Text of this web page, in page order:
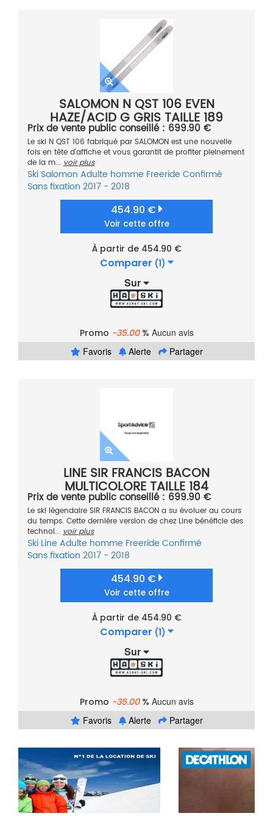
SALOMON N QST 106 EVEN
HAZE/ACID G GRIS TAILLE 189
Prix de vente public conseillé : 699.90 €
Le ski N QST 106 fabriqué par SALOMON est une nouvelle
fois en tête d’affiche et vous garantit de profiter pleinement
de la m... voir plus
Ski Salomon Adulte homme Freeride Confirmé
Sans fixation 2017 - 2018
454.90 €
Voir cette offre
À partir de 454.90 €
Comparer (1)
Sur
Promo -35.00% Aucun avis
Favoris
Alerte Partager
LINE SIR FRANCIS BACON
MULTICOLORE TAILLE 184
Prix de vente public conseillé : 699.90 €
Le ski légendaire SIR FRANCIS BACON a su évoluer au cours
du temps. Cette dernière version de chez Line bénéficie des
technol... voir plus
Ski Line Adulte homme Freeride Confirmé
Sans fixation 2017 - 2018
454.90 €
Voir cette offre
À partir de 454.90 €
Comparer (1)
Sur
Promo -35.00% Aucun avis
Favoris
Alerte Partager